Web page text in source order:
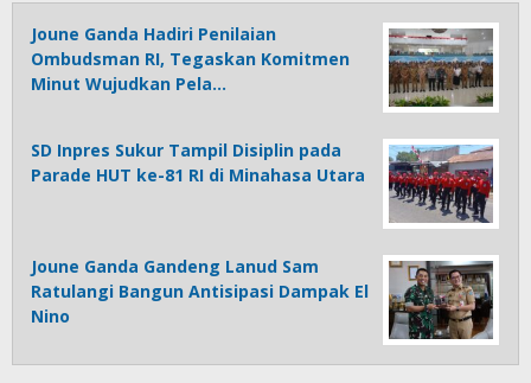
Joune Ganda Hadiri Penilaian
Ombudsman RI, Tegaskan Komitmen
Minut Wujudkan Pela…
SD Inpres Sukur Tampil Disiplin pada
Parade HUT ke-81 RI di Minahasa Utara
Joune Ganda Gandeng Lanud Sam
Ratulangi Bangun Antisipasi Dampak El
Nino